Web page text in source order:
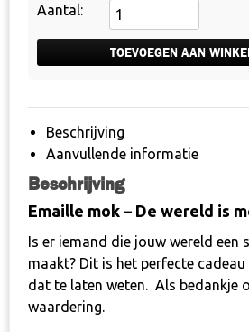
Emaille
mok
-
mooier
met
jou
aantal
TOEVOEGEN AAN
Beschrijving
Aanvullende informatie
Beschrijving
Emaille mok – De wereld is
Is er iemand die jouw wereld een
maakt? Dit is het perfecte
dat te laten weten. Als bedankje
waardering.